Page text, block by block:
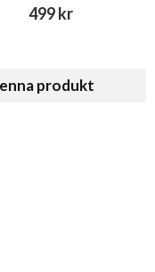
499 kr
produkt